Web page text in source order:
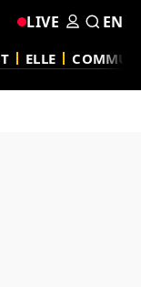
ELLE
LIVE EN